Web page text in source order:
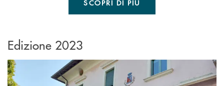
SCOPRI DI PIÙ
Edizione 2023